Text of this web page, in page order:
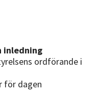
inledning
ordförande i
för dagen